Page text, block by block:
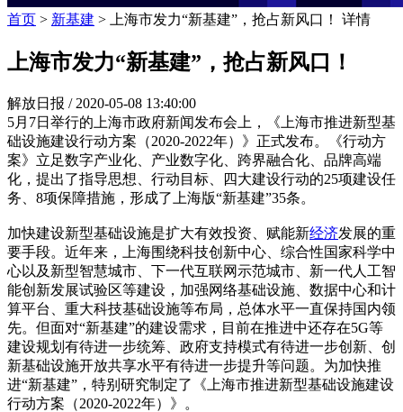
首页 > 新基建 > 上海市发力“新基建”，抢占新风口！ 详情
上海市发力“新基建”，抢占新风口！
解放日报 / 2020-05-08 13:40:00
5月7日举行的上海市政府新闻发布会上，《上海市推进新型基
础设施建设行动方案（2020-2022年）》正式发布。《行动方
案》立足数字产业化、产业数字化、跨界融合化、品牌高端
化，提出了指导思想、行动目标、四大建设行动的25项建设任
务、8项保障措施，形成了上海版“新基建”35条。
加快建设新型基础设施是扩大有效投资、赋能新经济发展的重
要手段。近年来，上海围绕科技创新中心、综合性国家科学中
心以及新型智慧城市、下一代互联网示范城市、新一代人工智
能创新发展试验区等建设，加强网络基础设施、数据中心和计
算平台、重大科技基础设施等布局，总体水平一直保持国内领
先。但面对“新基建”的建设需求，目前在推进中还存在5G等
建设规划有待进一步统筹、政府支持模式有待进一步创新、创
新基础设施开放共享水平有待进一步提升等问题。为加快推
进“新基建”，特别研究制定了《上海市推进新型基础设施建设
行动方案（2020-2022年）》。